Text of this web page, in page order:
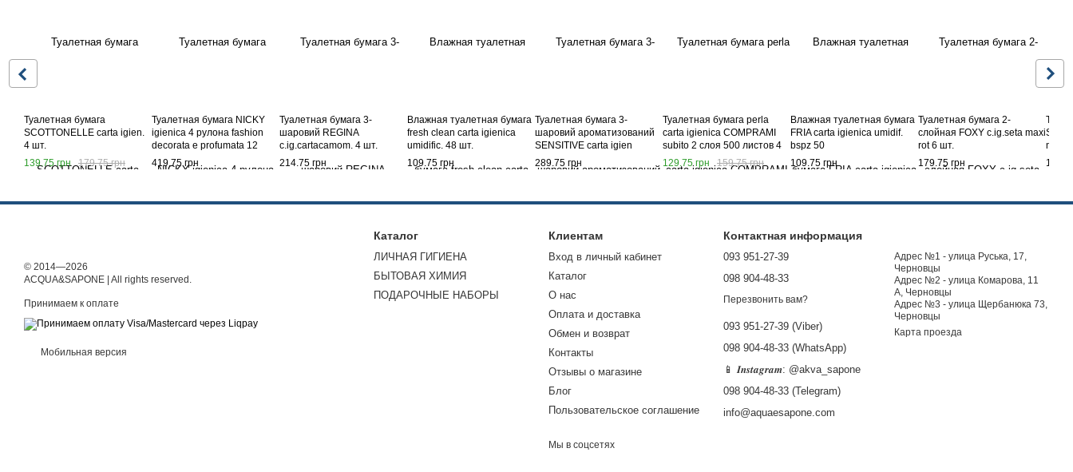
Туалетная бумага
SCOTTONELLE carta igien.
4 шт.
139.75 грн
179.75 грн
Туалетная бумага NICKY
igienica 4 рулона fashion
decorata e profumata 12
штук
419.75 грн
Туалетная бумага 3-
шаровий REGINA
c.ig.cartacamom. 4 шт.
214.75 грн
Влажная туалетная бумага
fresh clean carta igienica
umidific. 48 шт.
109.75 грн
Туалетная бумага 3-
шаровий ароматизований
SENSITIVE carta igien
rotoloni 8 шт.
289.75 грн
Туалетная бумага perla
carta igienica COMPRAMI
subito 2 слоя 500 листов 4
рулона
129.75 грн 159.75 грн
Влажная туалетная бумага
FRIA carta igienica umidif.
bspz 50
109.75 грн
Туалетная бумага 2-
слойная FOXY c.ig.seta maxi
rot 6 шт.
179.75 грн
© 2014—2026
ACQUA&SAPONE | All rights reserved.
Принимаем к оплате
Мобильная версия
Каталог
ЛИЧНАЯ ГИГИЕНА
БЫТОВАЯ ХИМИЯ
ПОДАРОЧНЫЕ НАБОРЫ
Клиентам
Вход в личный кабинет
Каталог
О нас
Оплата и доставка
Обмен и возврат
Контакты
Отзывы о магазине
Блог
Пользовательское соглашение
Мы в соцсетях
Контактная информация
093 951-27-39
098 904-48-33
Перезвонить вам?
093 951-27-39 (Viber)
098 904-48-33 (WhatsApp)
📱 𝑰𝒏𝒔𝒕𝒂𝒈𝒓𝒂𝒎: @akva_sapone
098 904-48-33 (Telegram)
info@aquaesapone.com
Адрес №1 - улица Руська, 17,
Черновцы
Адрес №2 - улица Комарова, 11
А, Черновцы
Адрес №3 - улица Щербанюка 73,
Черновцы
Карта проезда